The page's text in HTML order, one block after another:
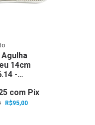
14cm
-
R$95,00
com Pix